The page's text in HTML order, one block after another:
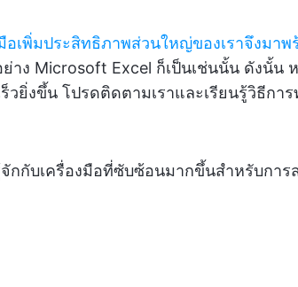
อเพิ่มประสิทธิภาพส่วนใหญ่ของเราจึงมา
ย่าง Microsoft Excel ก็เป็นเช่นนั้น ดังนั้น
วยิ่งขึ้น โปรดติดตามเราและเรียนรู้วิธีกา
กกับเครื่องมือที่ซับซ้อนมากขึ้นสำหรับการ